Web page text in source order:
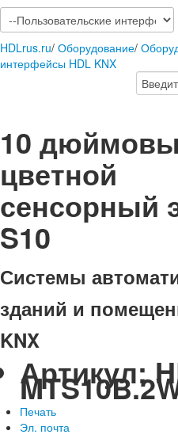
HDLrus.ru/ Оборудование/
интерфейсы HDL KNX
10
цветной
сенсорный
S10
Системы
зданий и
KNX
Артикул:
Печать
Эл. почта